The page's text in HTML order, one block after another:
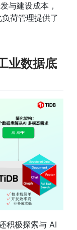
与建设成本，
荷管理提供了
业数据底
积极探索与 AI